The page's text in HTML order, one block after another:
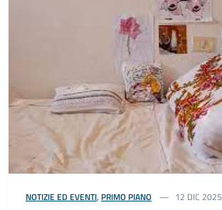
NOTIZIE ED EVENTI, PRIMO PIANO 12 DIC 2025